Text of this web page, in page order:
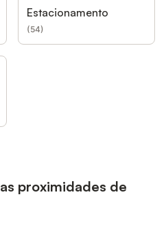
Estacionamento
(54)
proximidades de